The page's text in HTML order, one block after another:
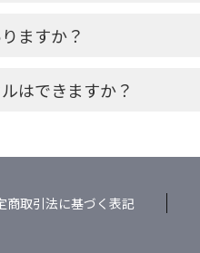
ますか？
はできますか？
商取引法に基づく表記